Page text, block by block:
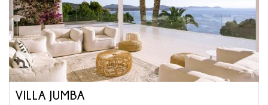
VILLA JUMBA